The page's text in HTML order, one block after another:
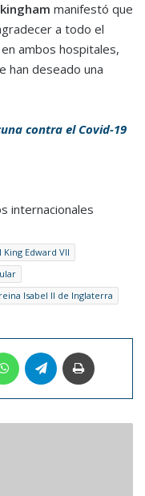
manifestó que
a todo el
ambos hospitales,
han deseado una
contra el Covid-19
internacionales
King Edward VII
reina Isabel II de Inglaterra
WhatsAppTelegram